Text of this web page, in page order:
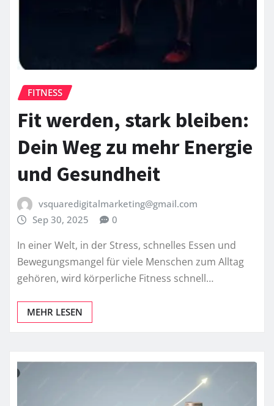
FITNESS
Fit werden, stark bleiben:
Dein Weg zu mehr Energie
und Gesundheit
vsquaredigitalmarketing@gmail.com
Sep 30, 2025
0
In einer Welt, in der Stress, schnelles Essen und
Bewegungsmangel für viele Menschen zum Alltag
gehören, wird körperliche Fitness schnell…
MEHR LESEN